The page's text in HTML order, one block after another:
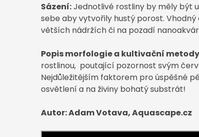
Sázení:Jednotlivé rostliny by měly být
sebe aby vytvořily hustý porost.
větších nádržích či na pozadí
Popismorfologiea kultivační metody
rostlinou, poutající pozornost svým
Nejdůležitějším faktorem pro úspěšné
osvětlení a na živiny bohatý substrát!
Autor: Adam Votava, Aquascape.cz